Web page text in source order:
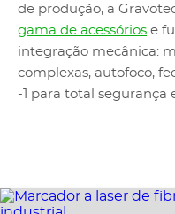
de produção, a
gama de acessórios e
integração mecânica:
complexas, autofoco,
-1 para total segurança